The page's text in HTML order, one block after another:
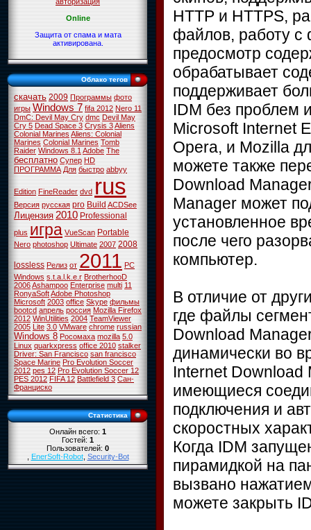
Online
Защита от спама и мата
активирована.
Облако тегов
скачать 2009 Программы фото
игры Windows 7 fifa 2012 Nero 11
DmC: Devil May Cry dmc Devil May
Cry 5 Dead Space 3 Crysis 3Aliens
Colonial MarinesAliens: Colonial
Marines Colonial Marines Tomb
Raider Windows 8.1Adobe The
бесплатно Супер HD
ПРОГРАММА Для быстро abbyy
Edition FineReader dvd rus
Версия русская pro BuildACDSee
Лицензия 2010 Professional
plus игра VueScan Portable
Nero photoshop Ultimate 2007 2008
lossless Релиз от 2011 PC
Windows s.t.a.l.k.e.r BrotherhooD
2006Ashampoo Enterprise multi 11
RonyaSoftAdobe Photoshop
Microsoft 2003 office Skype фильмы
bootcd апрель россия Mozilla Firefox
2012 WinUtilities 2004 TeamViewer
2005 Lite 3.0 VMware chrome russian
Windows 8 Росомаха mozilla 5.0
Linux quarkxpress office 2010 stalker
Driver: San Francisco san francisco
Space Marine Pro Evolution Soccer
2012 pes 12 Pro Evolution Soccer 12
PES 2012 FIFA 12 Battlefield 3 Сан-
Франциско
Статистика
Онлайн всего:1
Гостей:1
Пользователей:0
,EnerSoft-Robot,Security-Bot
HTTP и HTTPS,
файлов, работу с
предосмотр
обрабатывает
поддерживает
IDM без проблем
Microsoft Internet
Opera, и Mozilla
можете также
Download
Manager может
установленное
после чего
компьютер.
В отличие от
где файлы
Download
динамически во
Internet Download
имеющиеся
подключения и
скоростных
Когда IDM
пирамидкой на
вызвано
можете закрыть